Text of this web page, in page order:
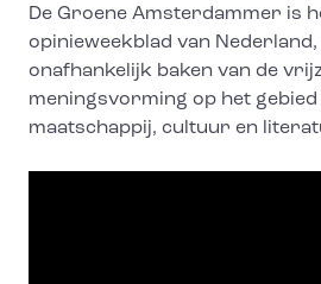
De Groene Amsterdammer is
opinieweekblad van
onafhankelijk baken van de
meningsvorming op het gebied
maatschappij, cultuur en